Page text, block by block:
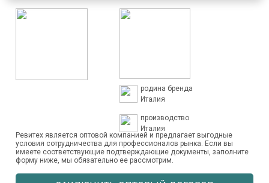
родина бренда
Италия
производство
Италия
Ревитех является оптовой компанией и предлагает выгодные
условия сотрудничества для профессионалов рынка. Если вы
имеете соответствующие подтверждающие документы, заполните
форму ниже, мы обязательно ее рассмотрим.